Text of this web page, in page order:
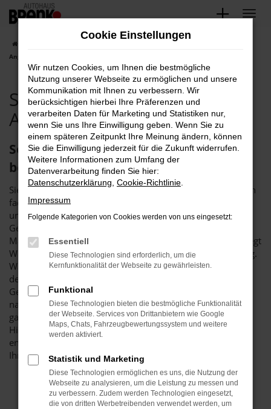
Zum
springen
Angebote für Karlsruhe
Seat Arona gebraucht |
Angebote für Karlsruhe
Seat Arona gebraucht – für Karlsruhe
bei Brenk
Sie suchen einen Seat Arona gebraucht für Karlsruhe? Dann
fackeln Sie nicht lang, sondern wenden Sie sich direkt an
uns. Das Autohaus Brenk ist der perfekte Partner für
Gebrauchtfahrzeuge und seit mehr als 40 Jahren auf dem
Markt. Unser Unternehmen schreibt Vertrauen groß und legt
Wert auf eine langfristige Kundinnen- bzw. Kundenbindung.
Was das bedeutet? Vor allem, dass wir als Familienbetrieb
den erstklassigen Zustand all unserer Seat Arona
Gebrauchtwagen sicherstellen und erst dann den Verkauf
nach Karlsruhe oder einen anderen Ort zulassen, wenn
garantiert keine Beschädigungen oder Fehler vorliegen.
Hierfür verantwortlich ist unsere Kfz-Meisterwerkstatt, die
enorm hohe Maßstäbe hinsichtlich der Qualität anlegt für
Ihren Seat Arona gebraucht.
Cookie Einstellungen
Wir nutzen Cookies, um Ihnen die bestmögliche
Nutzung unserer Webseite zu ermöglichen und unsere
Kommunikation mit Ihnen zu verbessern. Wir
berücksichtigen hierbei Ihre Präferenzen und
verarbeiten Daten für Marketing und Statistiken nur,
wenn Sie uns Ihre Einwilligung geben. Wenn Sie zu
einem späteren Zeitpunkt Ihre Meinung ändern, können
Sie die Einwilligung jederzeit für die Zukunft widerrufen.
Weitere Informationen zum Umfang der
Datenverarbeitung finden Sie hier:
Datenschutzerklärung Cookie-Richtlinie
Impressum
Folgende Kategorien von Cookies werden von uns eingesetzt:
Essentiell
Diese Technologien sind erforderlich, um die
Kernfunktionalität der Webseite zu gewährleisten.
Funktional
Diese Technologien bieten die bestmögliche Funktionalität
der Webseite. Services von Drittanbietern wie Google
Maps, Chats, Fahrzeugbewertungssystem und weitere
werden aktiviert.
Statistik und Marketing
Diese Technologien ermöglichen es uns, die Nutzung der
Webseite zu analysieren, um die Leistung zu messen und
zu verbessern. Zudem werden Technologien eingesetzt,
die von dritten Werbetreibenden verwendet werden, um